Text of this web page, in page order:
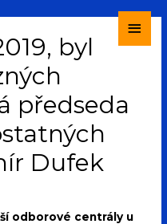
byl
předseda
Dufek
odborové centrály u